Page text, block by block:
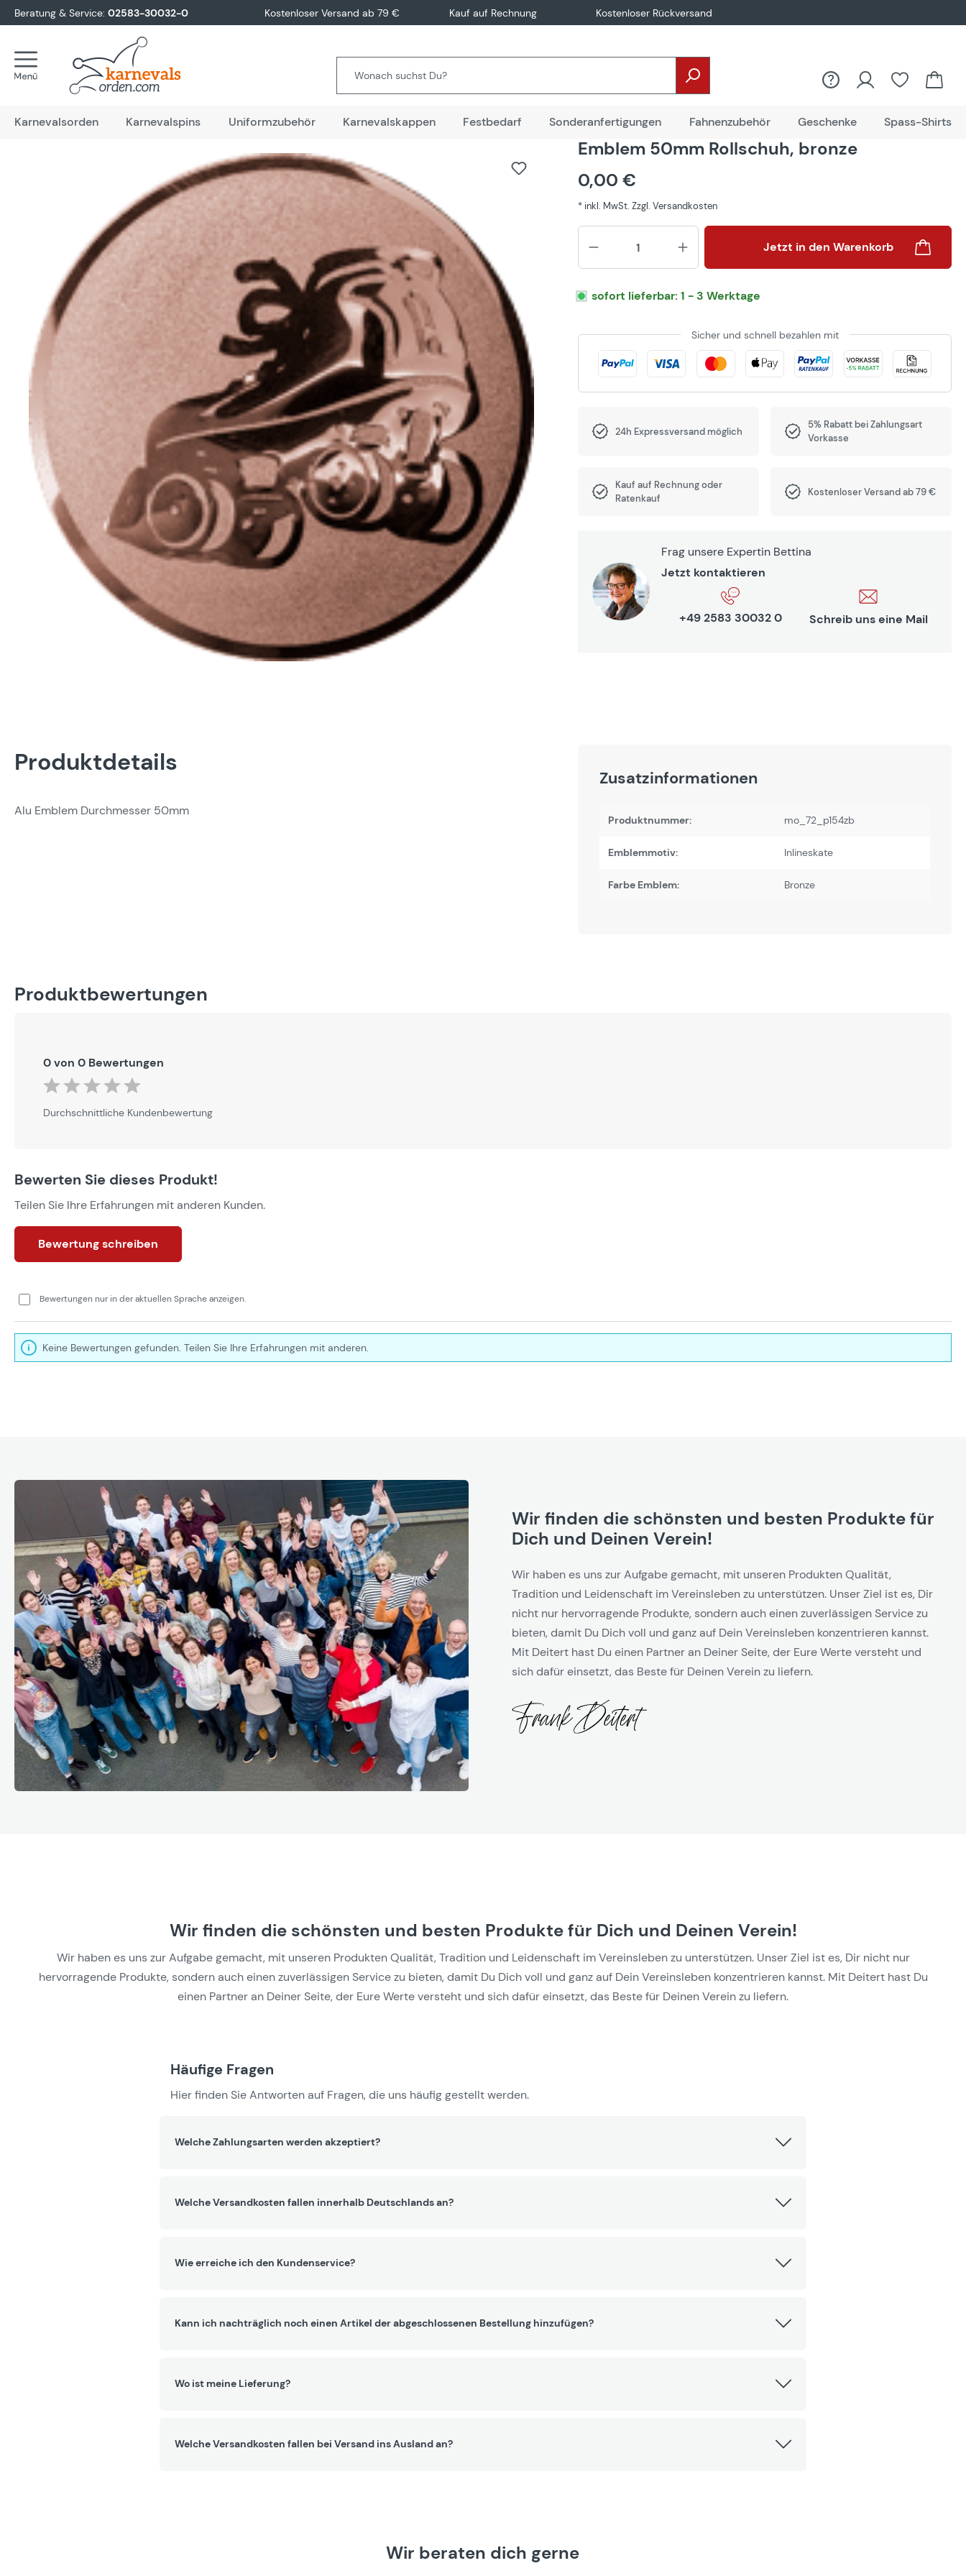
Zur Hauptnavigation springen
Beratung & Service: 02583-30032-0 Kostenloser Versand ab 79 € Kauf auf Rechnung Kostenloser Rückversand
Karnevalsorden Karnevalspins Uniformzubehör Karnevalskappen Festbedarf Sonderanfertigungen Fahnenzubehör Geschenke Spass-Shirts
Emblem 50mm Rollschuh, bronze
0,00 €
* inkl. MwSt. Zzgl. Versandkosten
Produkt Anzahl: Gib den
Jetzt in den Warenkorb
sofort lieferbar: 1 - 3 Werktage
Sicher und schnell bezahlen mit
24h Expressversand möglich
5% Rabatt bei Zahlungsart
Vorkasse
Kauf auf Rechnung oder
Ratenkauf
Kostenloser Versand ab 79 €
Frag unsere Expertin Bettina
Jetzt kontaktieren
+49 2583 30032 0 Schreib uns eine Mail
Produktdetails
Alu Emblem Durchmesser 50mm
Zusatzinformationen
Produktnummer: mo_72_p154zb
Emblemmotiv: Inlineskate
Farbe Emblem: Bronze
Produktbewertungen
0 von 0 Bewertungen
Durchschnittliche Bewertung von 0 von 5 Sternen
Durchschnittliche Kundenbewertung
Bewerten Sie dieses Produkt!
Teilen Sie Ihre Erfahrungen mit anderen Kunden.
Bewertung schreiben
Bewertungen nur in der aktuellen Sprache anzeigen.
Keine Bewertungen gefunden. Teilen Sie Ihre Erfahrungen mit anderen.
Wir finden die schönsten und besten Produkte für
Dich und Deinen Verein!
Wir haben es uns zur Aufgabe gemacht, mit unseren Produkten Qualität,
Tradition und Leidenschaft im Vereinsleben zu unterstützen. Unser Ziel ist es, Dir
nicht nur hervorragende Produkte, sondern auch einen zuverlässigen Service zu
bieten, damit Du Dich voll und ganz auf Dein Vereinsleben konzentrieren kannst.
Mit Deitert hast Du einen Partner an Deiner Seite, der Eure Werte versteht und
sich dafür einsetzt, das Beste für Deinen Verein zu liefern.
Wir finden die schönsten und besten Produkte für Dich und Deinen Verein!
Wir haben es uns zur Aufgabe gemacht, mit unseren Produkten Qualität, Tradition und Leidenschaft im Vereinsleben zu unterstützen. Unser Ziel ist es, Dir nicht nur
hervorragende Produkte, sondern auch einen zuverlässigen Service zu bieten, damit Du Dich voll und ganz auf Dein Vereinsleben konzentrieren kannst. Mit Deitert hast Du
einen Partner an Deiner Seite, der Eure Werte versteht und sich dafür einsetzt, das Beste für Deinen Verein zu liefern.
Häufige Fragen
Hier finden Sie Antworten auf Fragen, die uns häufig gestellt werden.
Welche Zahlungsarten werden akzeptiert?
Welche Versandkosten fallen innerhalb Deutschlands an?
Wie erreiche ich den Kundenservice?
Kann ich nachträglich noch einen Artikel der abgeschlossenen Bestellung hinzufügen?
Wo ist meine Lieferung?
Welche Versandkosten fallen bei Versand ins Ausland an?
Wir beraten dich gerne